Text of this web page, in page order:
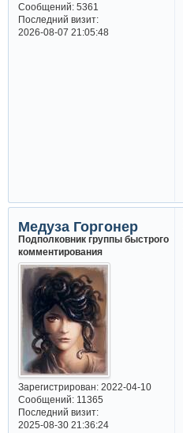
Сообщений:5361
Последний визит:
2026-08-07 21:05:48
Медуза Горгонер
Подполковник группы быстрого
комментирования
Зарегистрирован: 2022-04-10
Сообщений:11365
Последний визит:
2025-08-30 21:36:24